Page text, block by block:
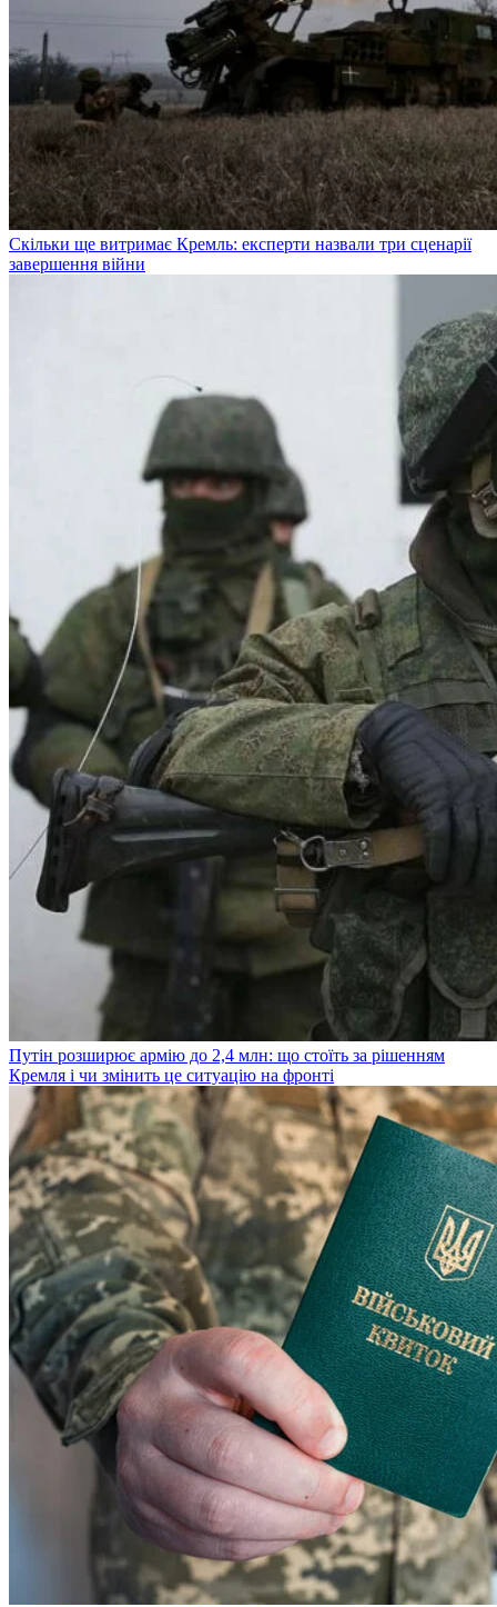
Скільки ще витримає Кремль: експерти назвали три сценарії
завершення війни
Путін розширює армію до 2,4 млн: що стоїть за рішенням
Кремля і чи змінить це ситуацію на фронті